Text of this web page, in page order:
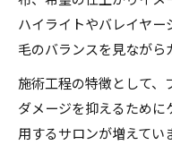
ハイライトやバレイヤー
毛のバランスを見ながら
施術工程の特徴として、
ダメージを抑えるため
用するサロンが増えてい